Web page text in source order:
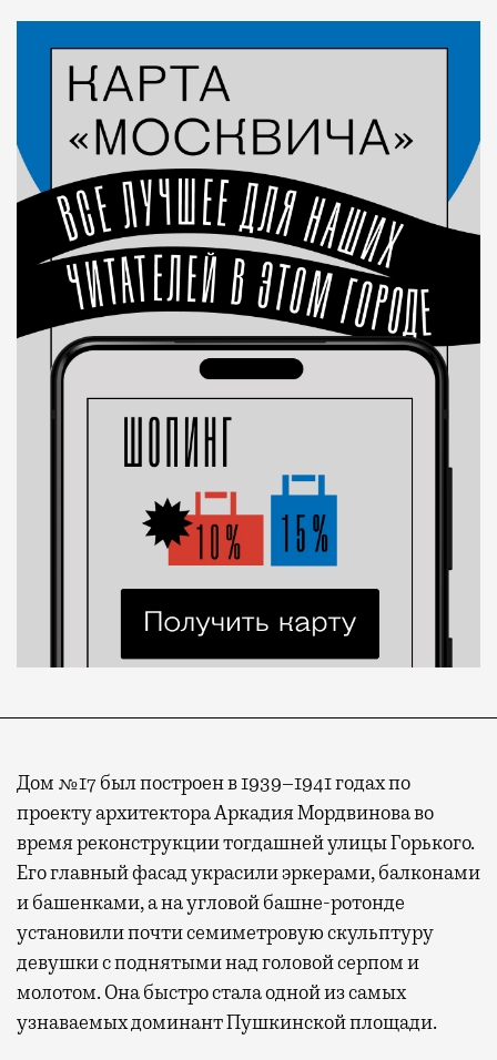
Дом №17 был построен в 1939–1941 годах по
проекту архитектора Аркадия Мордвинова во
время реконструкции тогдашней улицы Горького.
Его главный фасад украсили эркерами, балконами
и башенками, а на угловой башне-ротонде
установили почти семиметровую скульптуру
девушки с поднятыми над головой серпом и
молотом. Она быстро стала одной из самых
узнаваемых доминант Пушкинской площади.